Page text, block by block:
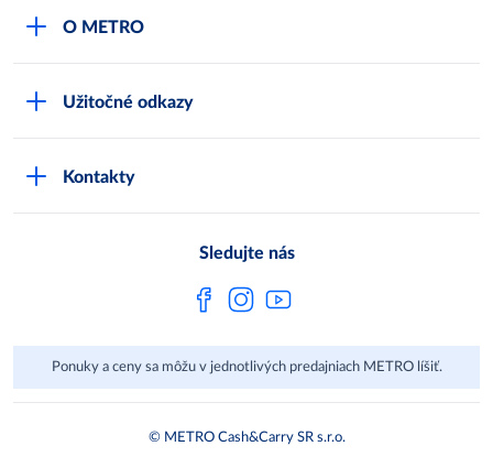
Track & trace
O METRO
Užitočné odkazy
Kontakty
Sledujte nás
Ponuky a ceny sa môžu v jednotlivých predajniach METRO líšiť.
© METRO Cash&Carry SR s.r.o.